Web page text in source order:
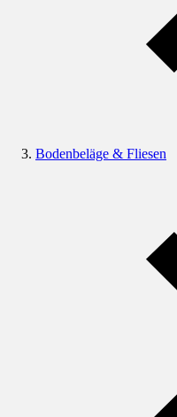
Bodenbeläge & Fliesen